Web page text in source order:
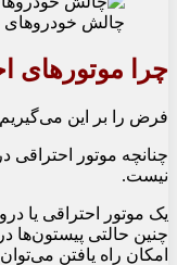
چالش خودروهای
چرا موتورهای
فرض را بر این
چنانچه موتور
نیست.
یک موتور احتراقی یا
چنین حالتی پیستون‏‌ها
امکان راه یافتن می‏‌توان